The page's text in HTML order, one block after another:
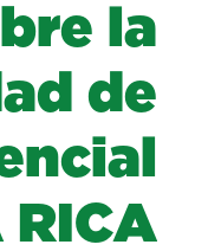
bre a
ad d e
ncia
R CA